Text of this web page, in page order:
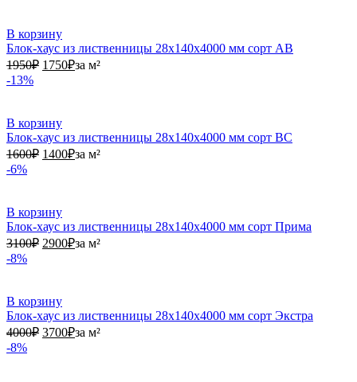
В корзину
Блок-хаус из лиственницы 28х140х4000 мм сорт АВ
1950₽ 1950₽.
1750₽1750₽.
за м²
-13%
В корзину
Блок-хаус из лиственницы 28х140х4000 мм сорт ВС
1600₽ 1600₽.
1400₽1400₽.
за м²
-6%
В корзину
Блок-хаус из лиственницы 28х140х4000 мм сорт Прима
3100₽ 3100₽.
2900₽2900₽.
за м²
-8%
В корзину
Блок-хаус из лиственницы 28х140х4000 мм сорт Экстра
4000₽ 4000₽.
3700₽3700₽.
за м²
-8%